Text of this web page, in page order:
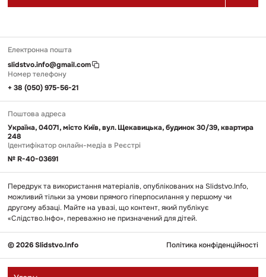
Передрук та використання матеріалів, опублікованих на Slidstvo.Info,
можливий тільки за умови прямого гіперпосилання у першому чи
другому абзаці. Майте на увазі, що контент, який публікує
«Слідство.Інфо», переважно не призначений для дітей.
© 2026 Slidstvo.Info Політика конфіденційності
Електронна пошта
slidstvo.info@gmail.com
Номер телефону
+ 38 (050) 975-56-21
Поштова адреса
Україна, 04071, місто Київ, вул. Щекавицька, будинок 30/39, квартира
248
Ідентифікатор онлайн-медіа в Реєстрі
№ R-40-03691